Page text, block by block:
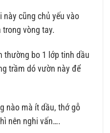
này cũng chủ yếu vào
vòng tay.
thường bo 1 lớp tinh dầu
trầm dó vườn này để
nào mà ít dầu, thớ gỗ
nên nghi vấn….